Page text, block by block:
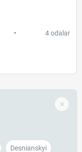
• 4 odalar
Desnianskyi